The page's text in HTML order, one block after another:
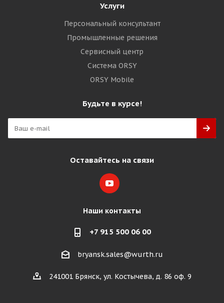
Услуги
Персональный консультант
Промышленные решения
Сервисный центр
Система ORSY
ORSY Mobile
Будьте в курсе!
Оставайтесь на связи
Наши контакты
+7 915 500 06 00
bryansk.sales@wurth.ru
241001 Брянск, ул. Костычева, д. 86 оф. 9